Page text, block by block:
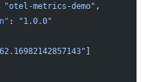
"otel-metrics-demo" ,
:
"1.0.0"
]